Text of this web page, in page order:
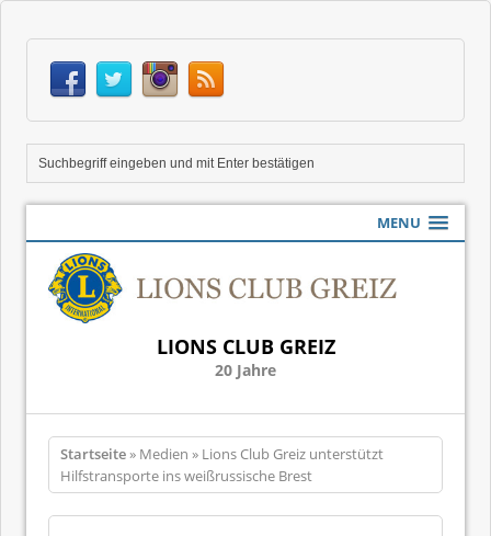
MENU
LIONS CLUB GREIZ
20 Jahre
Startseite» Medien » Lions Club Greiz unterstützt
Hilfstransporte ins weißrussische Brest